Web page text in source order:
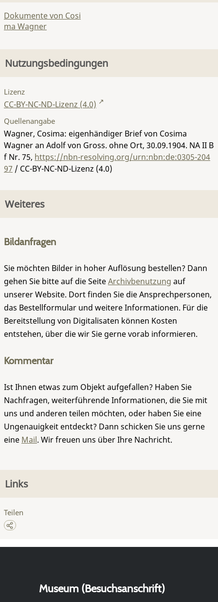
Dokumente von Cosi
ma Wagner
Nutzungsbedingungen
Lizenz
CC-BY-NC-ND-Lizenz (4.0)
Quellenangabe
Wagner, Cosima: eigenhändiger Brief von Cosima
Wagner an Adolf von Gross. ohne Ort, 30.09.1904. NA II B
f Nr. 75, https://nbn-resolving.org/urn:nbn:de:0305-204
97 / CC-BY-NC-ND-Lizenz (4.0)
Weiteres
Bildanfragen
Sie möchten Bilder in hoher Auflösung bestellen? Dann
gehen Sie bitte auf die SeiteArchivbenutzung auf
unserer Website. Dort finden Sie die Ansprechpersonen,
das Bestellformular und weitere Informationen. Für die
Bereitstellung von Digitalisaten können Kosten
entstehen, über die wir Sie gerne vorab informieren.
Kommentar
Ist Ihnen etwas zum Objekt aufgefallen? Haben Sie
Nachfragen, weiterführende Informationen, die Sie mit
uns und anderen teilen möchten, oder haben Sie eine
Ungenauigkeit entdeckt? Dann schicken Sie uns gerne
eine Mail. Wir freuen uns über Ihre Nachricht.
Links
Teilen
Museum (Besuchsanschrift)